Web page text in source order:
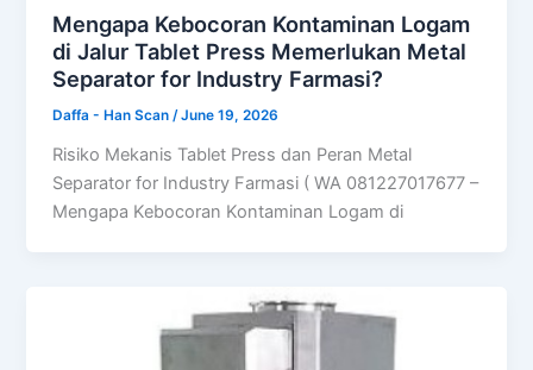
Mengapa Kebocoran Kontaminan Logam
di Jalur Tablet Press Memerlukan Metal
Separator for Industry Farmasi?
Daffa - Han Scan/June 19, 2026
Risiko Mekanis Tablet Press dan Peran Metal
Separator for Industry Farmasi ( WA 081227017677 –
Mengapa Kebocoran Kontaminan Logam di